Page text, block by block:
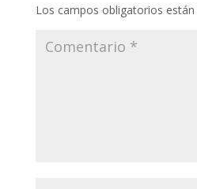
Los campos obligatorios